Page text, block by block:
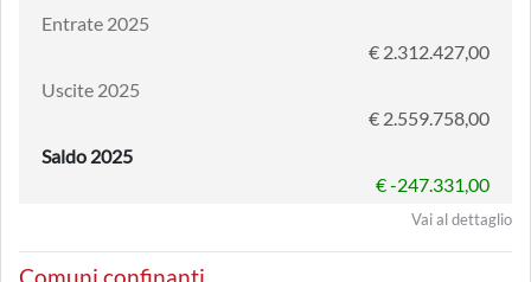
Entrate 2025
€ 2.312.427,00
Uscite 2025
€ 2.559.758,00
Saldo 2025
€ -247.331,00
Vai al dettaglio